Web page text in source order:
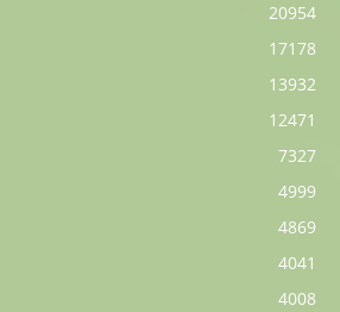
20954
17178
13932
12471
7327
4999
4869
4041
4008